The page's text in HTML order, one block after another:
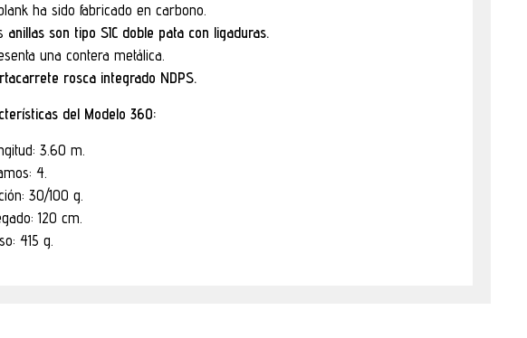
ha sido fabricado en carbono.
anillas son tipo SIC doble pata con ligaduras.
una contera metálica.
rosca integrado NDPS.
del Modelo 360:
3.60 m.
4.
30/100 g.
120 cm.
415 g.